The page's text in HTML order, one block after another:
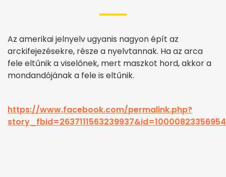
Az amerikai jelnyelv ugyanis nagyon épít az
arckifejezésekre, része a nyelvtannak. Ha az arca
fele eltűnik a viselőnek, mert maszkot hord, akkor a
mondandójának a fele is eltűnik.
https://www.facebook.com/permalink.php?